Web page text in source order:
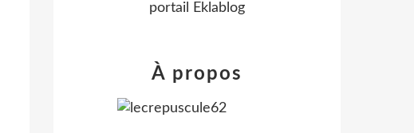
portail Eklablog
À propos